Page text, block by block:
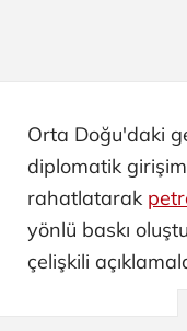
Orta Doğu'daki
diplomatik
rahatlatarak
yönlü baskı
çelişkili